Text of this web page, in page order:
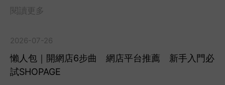
閱讀更多
2026-07-26
懶人包｜開網店6步曲 網店平台推薦 新手入門必
試SHOPAGE